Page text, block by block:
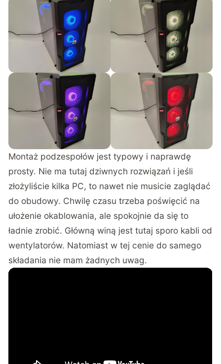
Montaż podzespołów jest typowy i naprawdę
prosty. Nie ma tutaj dziwnych rozwiązań i jeśli
złożyliście kilka PC, to nawet nie musicie zaglądać
do obudowy. Chwilę czasu trzeba poświęcić na
ułożenie okablowania, ale spokojnie da się to
ładnie zrobić. Główną winą jest tutaj sporo kabli od
wentylatorów. Natomiast w tej cenie do samego
składania nie mam żadnych uwag.